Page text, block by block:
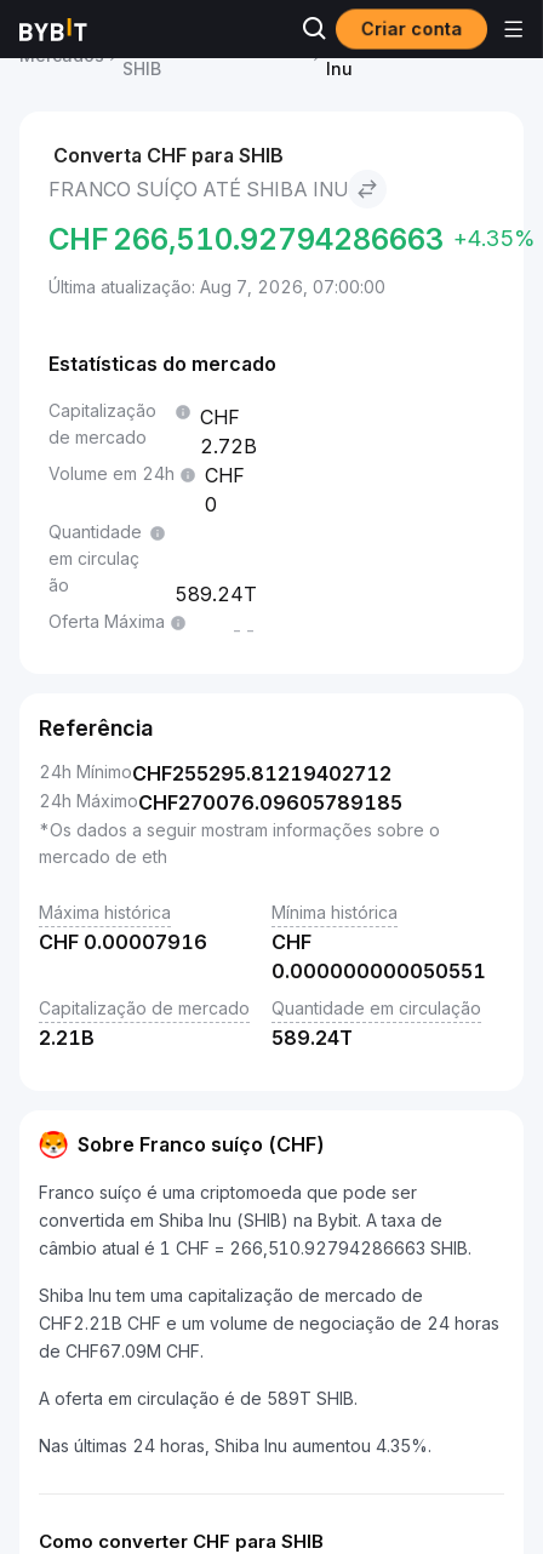
Criar conta
Mercados
SHIB
Franco suíço to Shiba
Inu
Converta CHF para SHIB
FRANCO SUÍÇO ATÉ SHIBA INU
CHF 266,510.92794286663 +4.35%
Última atualização: Aug 7, 2026, 07:00:00
Estatísticas do mercado
Capitalização
de mercado
2.72B
Volume em 24h
0
Quantidade
em circulaç
ão
589.24T
Oferta Máxima --
Referência
24h MínimoCHF255295.81219402712
24h MáximoCHF270076.09605789185
*Os dados a seguir mostram informações sobre o
mercado de eth
Máxima histórica
CHF 0.00007916
Mínima histórica
CHF
0.000000000050551
Capitalização de mercado
2.21B
Quantidade em circulação
589.24T
Sobre Franco suíço (CHF)
Franco suíço é uma criptomoeda que pode ser
convertida em Shiba Inu (SHIB) na Bybit. A taxa de
câmbio atual é 1 CHF = 266,510.92794286663 SHIB.
Shiba Inu tem uma capitalização de mercado de
CHF2.21B CHF e um volume de negociação de 24 horas
de CHF67.09M CHF.
A oferta em circulação é de 589T SHIB.
Nas últimas 24 horas, Shiba Inu aumentou 4.35%.
Como converter CHF para SHIB